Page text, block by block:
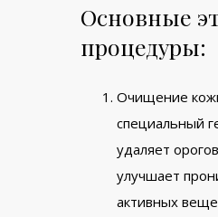
Основные
процедуры:
Очищение
специальный
удаляет
улучшает
активных